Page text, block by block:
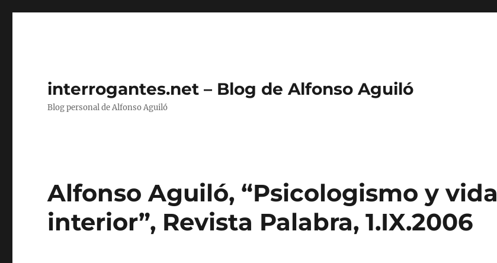
interrogantes.net – Blog de Alfonso Aguiló
Blog personal de Alfonso Aguiló
Alfonso Aguiló, “Psicologismo y vida
interior”, Revista Palabra, 1.IX.2006